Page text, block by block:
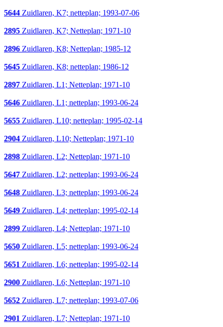
5644 Zuidlaren, K7; netteplan; 1993-07-06
2895 Zuidlaren, K7; Netteplan; 1971-10
2896 Zuidlaren, K8; Netteplan; 1985-12
5645 Zuidlaren, K8; netteplan; 1986-12
2897 Zuidlaren, L1; Netteplan; 1971-10
5646 Zuidlaren, L1; netteplan; 1993-06-24
5655 Zuidlaren, L10; netteplan; 1995-02-14
2904 Zuidlaren, L10; Netteplan; 1971-10
2898 Zuidlaren, L2; Netteplan; 1971-10
5647 Zuidlaren, L2; netteplan; 1993-06-24
5648 Zuidlaren, L3; netteplan; 1993-06-24
5649 Zuidlaren, L4; netteplan; 1995-02-14
2899 Zuidlaren, L4; Netteplan; 1971-10
5650 Zuidlaren, L5; netteplan; 1993-06-24
5651 Zuidlaren, L6; netteplan; 1995-02-14
2900 Zuidlaren, L6; Netteplan; 1971-10
5652 Zuidlaren, L7; netteplan; 1993-07-06
2901 Zuidlaren, L7; Netteplan; 1971-10